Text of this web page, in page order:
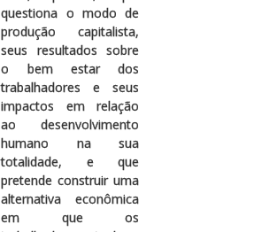
questiona o modo de
produção capitalista,
seus resultados sobre
o bem estar dos
trabalhadores e seus
impactos em relação
ao desenvolvimento
humano na sua
totalidade, e que
pretende construir uma
alternativa econômica
em que os